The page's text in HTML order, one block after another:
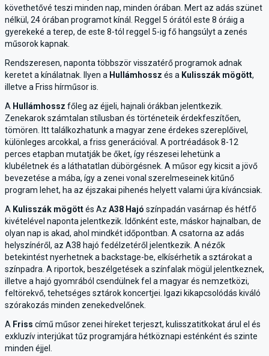
követhetővé teszi minden nap, minden órában. Mert az adás szünet
nélkül, 24 órában programot kínál. Reggel 5 órától este 8 óráig a
gyerekeké a terep, de este 8-tól reggel 5-ig fő hangsúlyt a zenés
műsorok kapnak.
Rendszeresen, naponta többször visszatérő programok adnak
keretet a kínálatnak. Ilyen a Hullámhossz és a Kulisszák mögött,
illetve a Friss hírműsor is.
A Hullámhossz főleg az éjjeli, hajnali órákban jelentkezik.
Zenekarok számtalan stílusban és történeteik érdekfeszítően,
tömören. Itt találkozhatunk a magyar zene érdekes szereplőivel,
különleges arcokkal, a friss generációval. A portréadások 8-12
perces etapban mutatják be őket, így részesei lehetünk a
klubéletnek és a láthatatlan dübörgésnek. A műsor egy kicsit a jövő
bevezetése a mába, így a zenei vonal szerelmeseinek kitűnő
program lehet, ha az éjszakai pihenés helyett valami újra kíváncsiak.
A Kulisszák mögöttés Az A38 Hajó színpadán vasárnap és hétfő
kivételével naponta jelentkezik. Időnként este, máskor hajnalban, de
olyan nap is akad, ahol mindkét időpontban. A csatorna az adás
helyszínéről, az A38 hajó fedélzetéről jelentkezik. A nézők
betekintést nyerhetnek a backstage-be, elkísérhetik a sztárokat a
színpadra. A riportok, beszélgetések a színfalak mögül jelentkeznek,
illetve a hajó gyomrából csendülnek fel a magyar és nemzetközi,
feltörekvő, tehetséges sztárok koncertjei. Igazi kikapcsolódás kiváló
szórakozás minden zenekedvelőnek.
A Friss című műsor zenei híreket terjeszt, kulisszatitkokat árul el és
exkluzív interjúkat tűz programjára hétköznapi esténként és szinte
minden éjjel.